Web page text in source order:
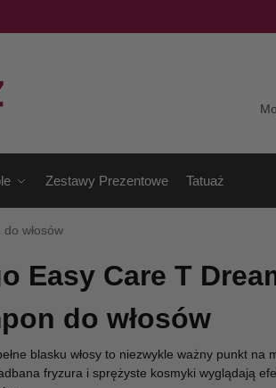
Zestawy Prezentowe Tatuaż
włosów
Easy Care T
do włosów
blasku włosy to niezwykle ważny punkt na
fryzura i sprężyste kosmyki wyglądają